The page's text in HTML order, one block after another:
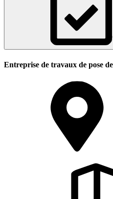
Entreprise de travaux de pose